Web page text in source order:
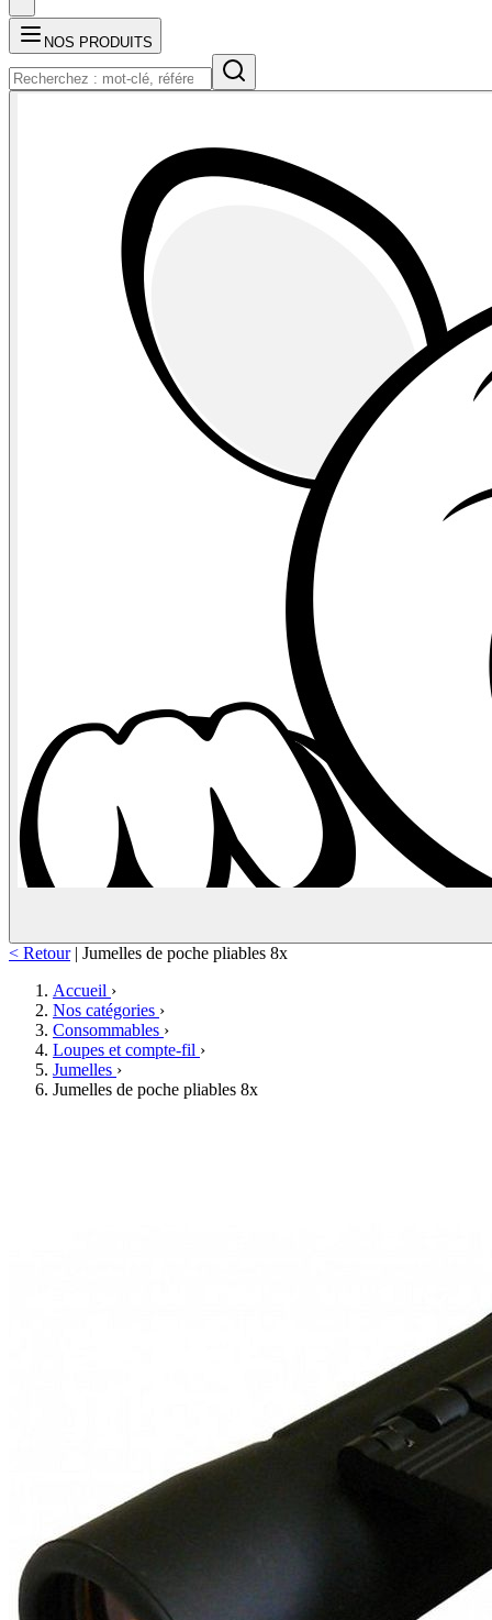
NOS PRODUITS
< Retour | Jumelles de poche pliables 8x
Accueil ›
Nos catégories ›
Consommables ›
Loupes et compte-fil ›
Jumelles ›
Jumelles de poche pliables 8x